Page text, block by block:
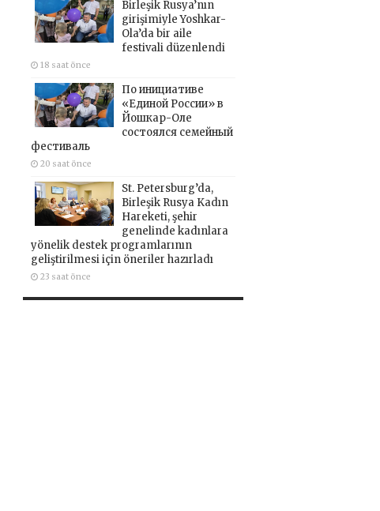
Birleşik Rusya’nın
girişimiyle Yoshkar-
Ola’da bir aile
festivali düzenlendi
18 saat önce
По инициативе
«Единой России» в
Йошкар-Оле
состоялся семейный
фестиваль
20 saat önce
St. Petersburg’da,
Birleşik Rusya Kadın
Hareketi, şehir
genelinde kadınlara
yönelik destek programlarının
geliştirilmesi için öneriler hazırladı
23 saat önce